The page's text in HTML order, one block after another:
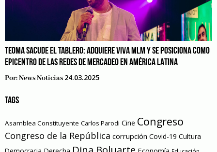
TEOMA SACUDE EL TABLERO: ADQUIERE VIVA MLM Y SE POSICIONA COMO
EPICENTRO DE LAS REDES DE MERCADEO EN AMÉRICA LATINA
Por:News Noticias 24.03.2025
TAGS
Asamblea Constituyente Carlos Parodi Cine Congreso
Congreso de la República corrupción Covid-19 Cultura